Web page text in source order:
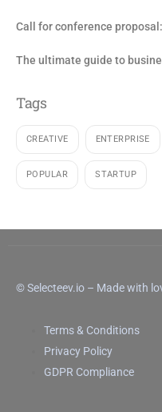
Call for conference
The ultimate guide to
Tags
CREATIVE ENTERPRISE
POPULAR STARTUP
© Selecteev.io – Made with
Terms & Conditions
Privacy Policy
GDPR Compliance